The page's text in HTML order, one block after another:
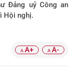
Đảng uỷ Công an
Hội nghị.
A A+ A A-